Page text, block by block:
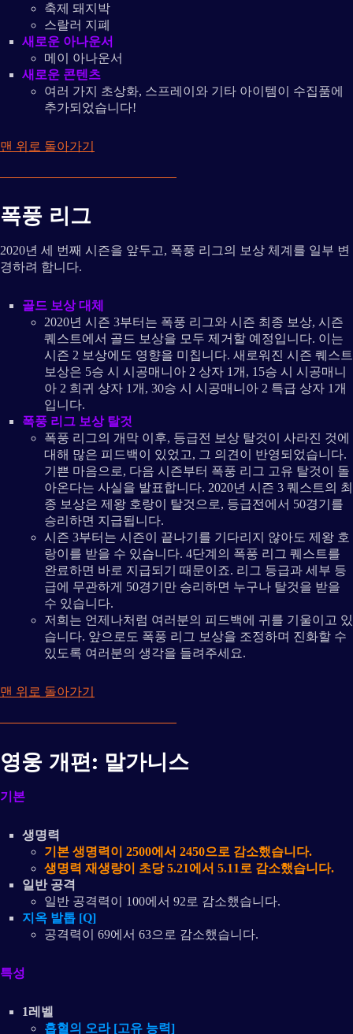
축제 돼지박
스랄러 지폐
새로운 아나운서
메이 아나운서
새로운 콘텐츠
여러 가지 초상화, 스프레이와 기타 아이템이 수집품에
추가되었습니다!
맨 위로 돌아가기
폭풍 리그
2020년 세 번째 시즌을 앞두고, 폭풍 리그의 보상 체계를 일부 변
경하려 합니다.
골드 보상 대체
2020년 시즌 3부터는 폭풍 리그와 시즌 최종 보상, 시즌
퀘스트에서 골드 보상을 모두 제거할 예정입니다. 이는
시즌 2 보상에도 영향을 미칩니다. 새로워진 시즌 퀘스트
보상은 5승 시 시공매니아 2 상자 1개, 15승 시 시공매니
아 2 희귀 상자 1개, 30승 시 시공매니아 2 특급 상자 1개
입니다.
폭풍 리그 보상 탈것
폭풍 리그의 개막 이후, 등급전 보상 탈것이 사라진 것에
대해 많은 피드백이 있었고, 그 의견이 반영되었습니다.
기쁜 마음으로, 다음 시즌부터 폭풍 리그 고유 탈것이 돌
아온다는 사실을 발표합니다. 2020년 시즌 3 퀘스트의 최
종 보상은 제왕 호랑이 탈것으로, 등급전에서 50경기를
승리하면 지급됩니다.
시즌 3부터는 시즌이 끝나기를 기다리지 않아도 제왕 호
랑이를 받을 수 있습니다. 4단계의 폭풍 리그 퀘스트를
완료하면 바로 지급되기 때문이죠. 리그 등급과 세부 등
급에 무관하게 50경기만 승리하면 누구나 탈것을 받을
수 있습니다.
저희는 언제나처럼 여러분의 피드백에 귀를 기울이고 있
습니다. 앞으로도 폭풍 리그 보상을 조정하며 진화할 수
있도록 여러분의 생각을 들려주세요.
맨 위로 돌아가기
영웅 개편: 말가니스
기본
생명력
기본 생명력이 2500에서 2450으로 감소했습니다.
생명력 재생량이 초당 5.21에서 5.11로 감소했습니다.
일반 공격
일반 공격력이 100에서 92로 감소했습니다.
지옥 발톱 [Q]
공격력이 69에서 63으로 감소했습니다.
특성
1레벨
흡혈의 오라 [고유 능력]